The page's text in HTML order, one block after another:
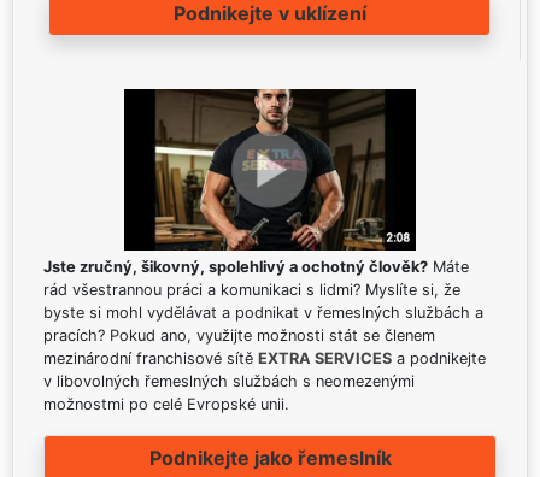
Podnikejte v uklízení
Jste zručný, šikovný, spolehlivý a ochotný člověk? Máte
rád všestrannou práci a komunikaci s lidmi? Myslíte si, že
byste si mohl vydělávat a podnikat v řemeslných službách a
pracích? Pokud ano, využijte možnosti stát se členem
mezinárodní franchisové sítě EXTRA SERVICES a podnikejte
v libovolných řemeslných službách s neomezenými
možnostmi po celé Evropské unii.
Podnikejte jako řemeslník